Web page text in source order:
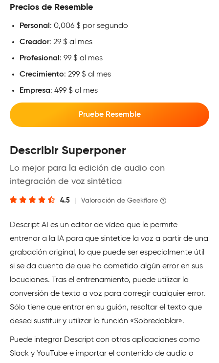
Precios de Resemble
Personal: 0,006 $ por segundo
Creador: 29 $ al mes
Profesional: 99 $ al mes
Crecimiento: 299 $ al mes
Empresa: 499 $ al mes
Pruebe Resemble
Describir Superponer
Lo mejor para la edición de audio con
integración de voz sintética
4.5 Valoración de Geekflare
Descript AI es un editor de vídeo que le permite
entrenar a la IA para que sintetice la voz a partir de una
grabación original, lo que puede ser especialmente útil
si se da cuenta de que ha cometido algún error en sus
locuciones. Tras el entrenamiento, puede utilizar la
conversión de texto a voz para corregir cualquier error.
Sólo tiene que entrar en su guión, resaltar el texto que
desea sustituir y utilizar la función «Sobredoblar».
Puede integrar Descript con otras aplicaciones como
Slack y YouTube e importar el contenido de audio o